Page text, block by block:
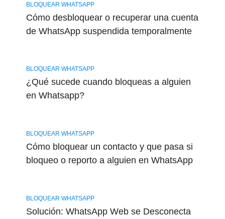
BLOQUEAR WHATSAPP
Cómo desbloquear o recuperar una cuenta
de WhatsApp suspendida temporalmente
BLOQUEAR WHATSAPP
¿Qué sucede cuando bloqueas a alguien
en Whatsapp?
BLOQUEAR WHATSAPP
Cómo bloquear un contacto y que pasa si
bloqueo o reporto a alguien en WhatsApp
BLOQUEAR WHATSAPP
Solución: WhatsApp Web se Desconecta